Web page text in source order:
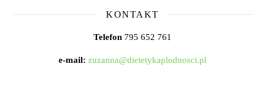
KONTAKT
Telefon 795 652 761
e-mail: zuzanna@dietetykaplodnosci.pl